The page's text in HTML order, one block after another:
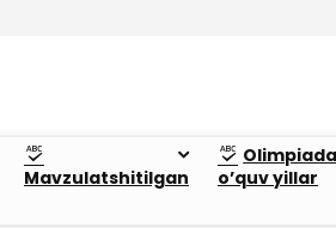
Mavzulatshitilgan
o’quv yillar